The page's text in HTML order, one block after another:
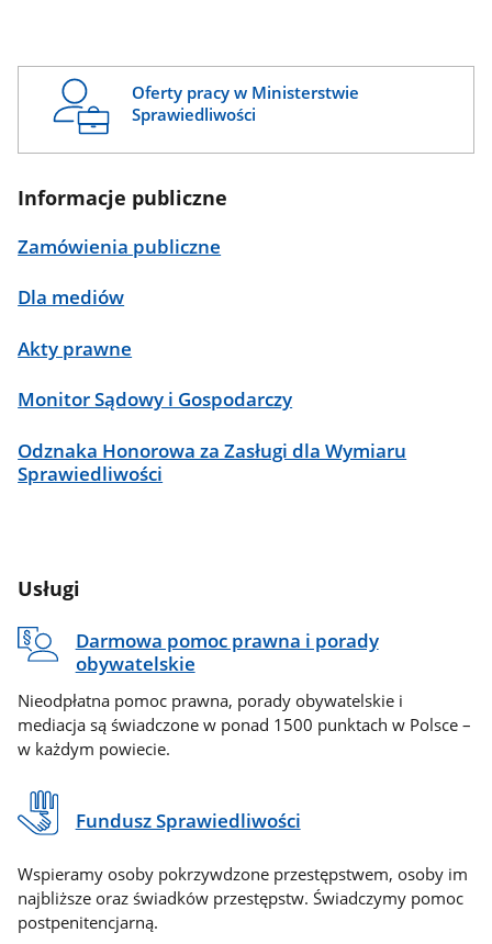
Oferty pracy w Ministerstwie
Sprawiedliwości
Informacje publiczne
Zamówienia publiczne
Dla mediów
Akty prawne
Monitor Sądowy i Gospodarczy
Odznaka Honorowa za Zasługi dla Wymiaru
Sprawiedliwości
Usługi
Darmowa pomoc prawna i porady
obywatelskie
Nieodpłatna pomoc prawna, porady obywatelskie i
mediacja są świadczone w ponad 1500 punktach w Polsce –
w każdym powiecie.
Fundusz Sprawiedliwości
Wspieramy osoby pokrzywdzone przestępstwem, osoby im
najbliższe oraz świadków przestępstw. Świadczymy pomoc
postpenitencjarną.